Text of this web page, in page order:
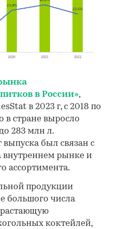
в России»,
в 2023 г, с 2018 по
в стране выросло
283 млн л.
был связан с
внутреннем рынке и
ассортимента.
продукции
большого числа
коктейлей,